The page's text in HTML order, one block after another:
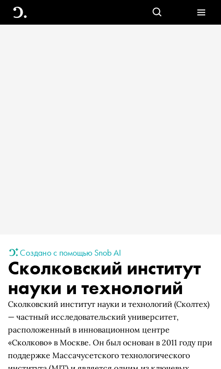
Создано с помощью Snob AI
Сколковский институт
науки и технологий
Сколковский институт науки и технологий (Сколтех)
— частный исследовательский университет,
расположенный в инновационном центре
«Сколково» в Москве. Он был основан в 2011 году при
поддержке Массачусетского технологического